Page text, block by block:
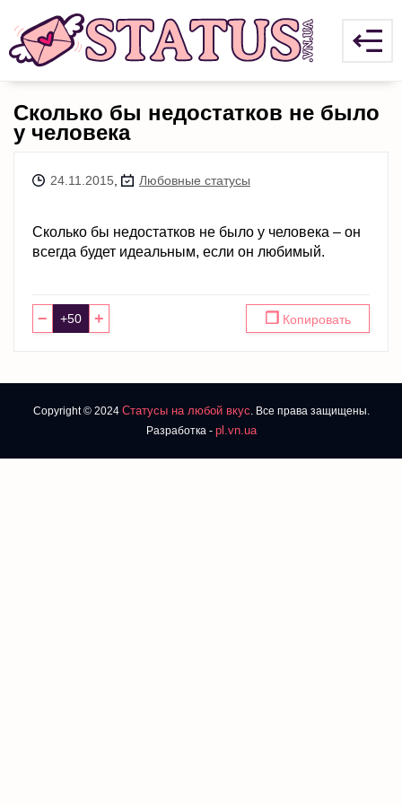
Сколько бы недостатков не было
у человека
24.11.2015 Любовные статусы
Сколько бы недостатков не было у человека – он
всегда будет идеальным, если он любимый.
− + ❐ Копировать
Copyright © 2024 Статусы на любой вкус. Все права защищены.
Разработка - pl.vn.ua